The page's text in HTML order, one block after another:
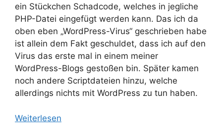
ein Stückchen Schadcode, welches in jegliche
PHP-Datei eingefügt werden kann. Das ich da
oben eben „WordPress-Virus“ geschrieben habe
ist allein dem Fakt geschuldet, dass ich auf den
Virus das erste mal in einem meiner
WordPress-Blogs gestoßen bin. Später kamen
noch andere Scriptdateien hinzu, welche
allerdings nichts mit WordPress zu tun haben.
Weiterlesen